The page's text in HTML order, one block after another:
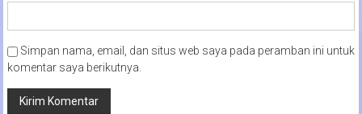
Simpan nama, email, dan situs web saya pada peramban ini untuk
komentar saya berikutnya.